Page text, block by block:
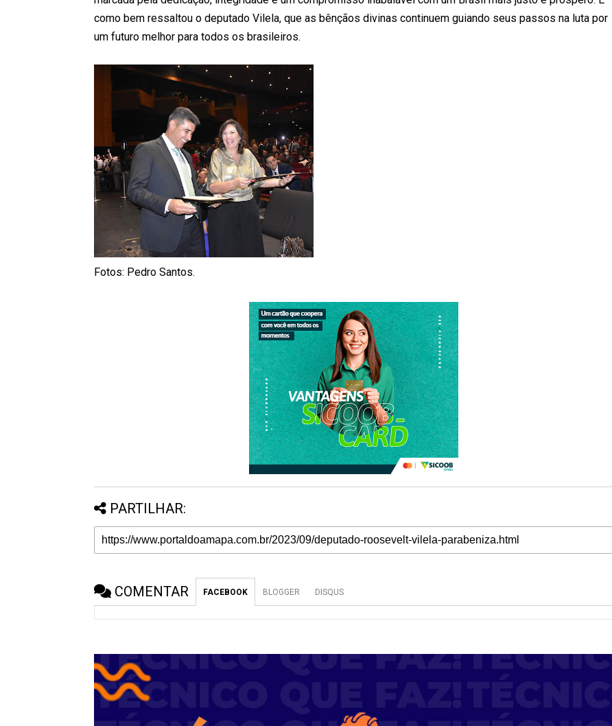
como bem ressaltou o deputado Vilela, que as bênçãos divinas continuem guiando seus passos na luta por
um futuro melhor para todos os brasileiros.
Fotos: Pedro Santos.
PARTILHAR:
COMENTAR FACEBOOK BLOGGER DISQUS